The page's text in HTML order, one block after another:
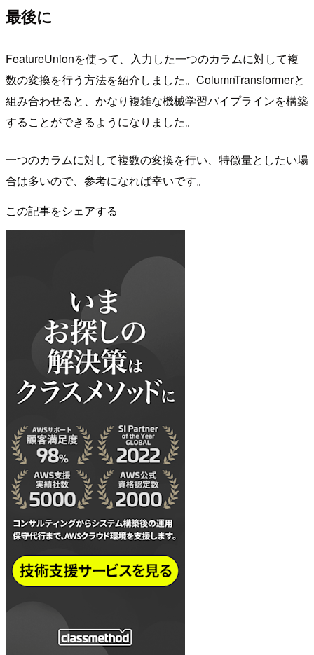
最後に
FeatureUnionを使って、入力した一つのカラムに対して複
数の変換を行う方法を紹介しました。ColumnTransformerと
組み合わせると、かなり複雑な機械学習パイプラインを構築
することができるようになりました。
一つのカラムに対して複数の変換を行い、特徴量としたい場
合は多いので、参考になれば幸いです。
この記事をシェアする